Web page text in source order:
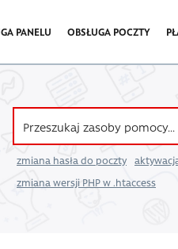
PANELU OBSŁUGA POCZTY
zmiana hasła do poczty
zmiana wersji PHP w .htaccess